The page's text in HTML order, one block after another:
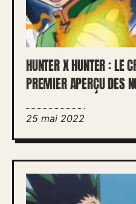
HUNTER X HUNTER : LE
PREMIER APERÇU DES
25 mai 2022